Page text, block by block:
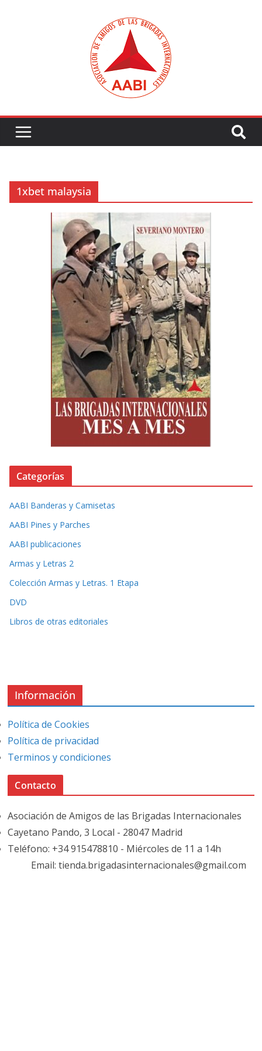
1xbet malaysia
Categorías
AABI Banderas y Camisetas
AABI Pines y Parches
AABI publicaciones
Armas y Letras 2
Colección Armas y Letras. 1 Etapa
DVD
Libros de otras editoriales
Información
Política de Cookies
Política de privacidad
Terminos y condiciones
Contacto
Asociación de Amigos de las Brigadas Internacionales
Cayetano Pando, 3 Local - 28047 Madrid
Teléfono: +34 915478810 - Miércoles de 11 a 14h
Email: tienda.brigadasinternacionales@gmail.com